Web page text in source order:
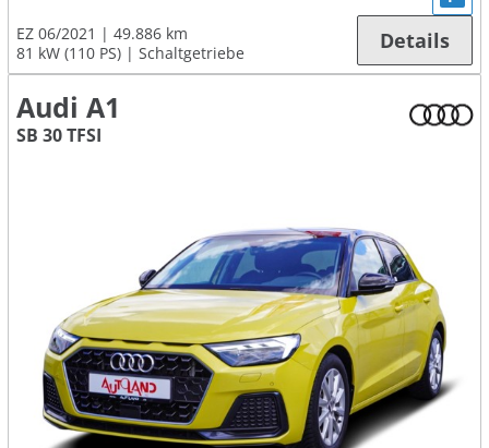
EZ 06/2021
49.886 km
81 kW (110 PS)
Schaltgetriebe Details
Audi A1
SB 30 TFSI